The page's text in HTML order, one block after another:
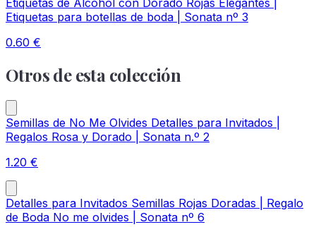
Etiquetas para botellas de boda | Sonata nº 3
0.60 €
Otros de esta colección
Semillas de No Me Olvides Detalles para Invitados |
Regalos Rosa y Dorado | Sonata n.º 2
1.20 €
Detalles para Invitados Semillas Rojas Doradas | Regalo
de Boda No me olvides | Sonata nº 6